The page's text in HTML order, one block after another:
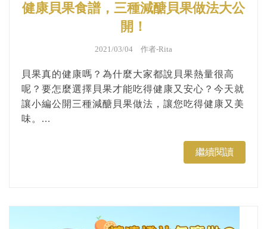
健康貝果食譜，三種減醣貝果做法大公
開！
2021/03/04 作者-Rita
貝果真的健康嗎？為什麼大家都說貝果熱量很高
呢？要怎麼選擇貝果才能吃得健康又安心？今天就
讓小編公開三種減醣貝果做法，讓您吃得健康又美
味。...
繼續閱讀